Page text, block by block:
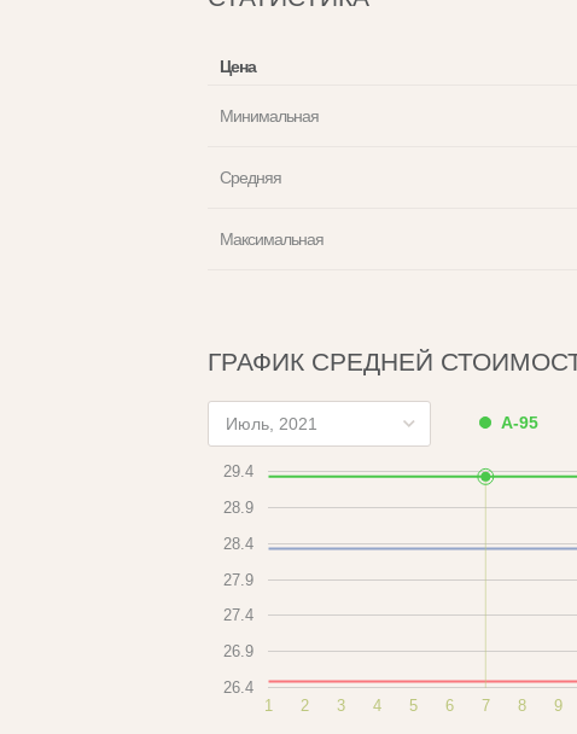
Цена
Минимальная
Средняя
Максимальная
ГРАФИК СРЕДНЕЙ
Июль, 2021 А-95
1 2 3 4 5 6 7 8 9
26.4
26.9
27.4
27.9
28.4
28.9
29.4